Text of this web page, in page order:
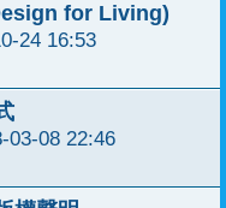
for Living)
24 16:53
03-08 22:46